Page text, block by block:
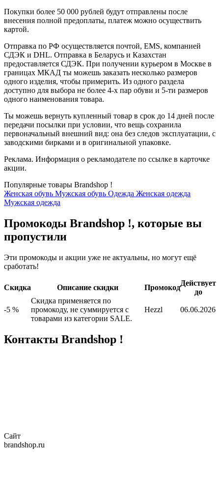
Покупки более 50 000 рублей будут отправлены после
внесения полной предоплаты, платеж можно осуществить
картой.
Отправка по РФ осуществляется почтой, EMS, компанией
СДЭК и DHL. Отправка в Беларусь и Казахстан
предоставляется СДЭК. При получении курьером в Москве в
границах МКАД ты можешь заказать несколько размеров
одного изделия, чтобы примерить. Из одного раздела
доступно для выбора не более 4-х пар обуви и 5-ти размеров
одного наименования товара.
Ты можешь вернуть купленный товар в срок до 14 дней после
передачи посылки при условии, что вещь сохранила
первоначальный внешний вид: она без следов эксплуатации, с
заводскими бирками и в оригинальной упаковке.
Реклама. Информация о рекламодателе по ссылке в карточке
акции.
Популярные товары Brandshop !
Женская обувь Мужская обувь Одежда Женская одежда
Мужская одежда
Промокоды Brandshop !, которые вы
пропустили
Эти промокоды и акции уже не актуальны, но могут ещё
сработать!
Скидка Описание скидки Промокод
Действует
до
-5 %
Скидка применяется по
промокоду, не суммируется с
товарами из категории SALE.
Hezzl 06.06.2026
Контакты Brandshop !
Сайт
brandshop.ru